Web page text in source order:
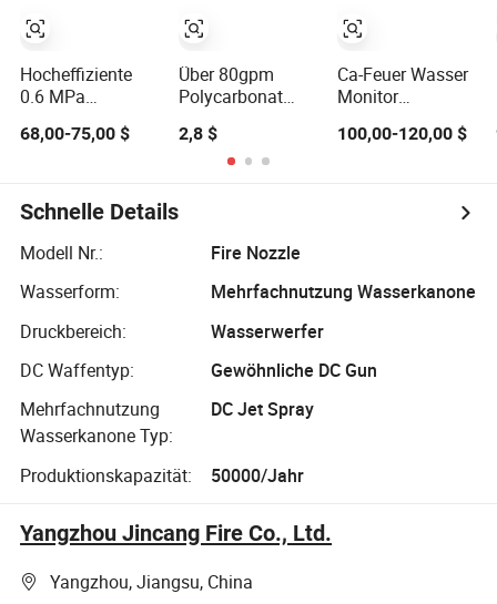
Hocheffiziente
0.6 MPa
Steuerung
für
Waldbrandbekämpfungsoperationen
68,00-75,00 $
Über 80gpm
Polycarbonat
Kunststoffdüse
2,8 $
Ca-Feuer Wasser
Monitor
mit einstellbarem
100,00-120,00 $
Schnelle Details
Modell Nr.:
Fire Nozzle
Wasserform:
Mehrfachnutzung Wasserkanone
Druckbereich:
Wasserwerfer
DC Waffentyp:
Gewöhnliche DC Gun
Mehrfachnutzung
Wasserkanone Typ:
DC Jet Spray
Produktionskapazität: 50000/Jahr
Yangzhou Jincang Fire Co., Ltd.
Yangzhou, Jiangsu, China